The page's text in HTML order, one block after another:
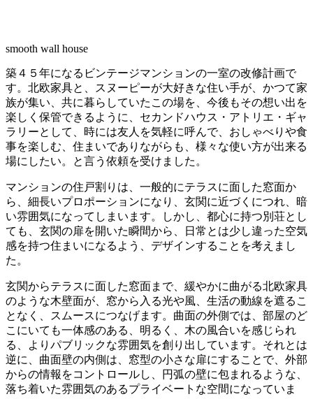
smooth wall house
築４５年になるビンテージマンションの一室の改修計画で
す。北欧家具と、スヌーピーが大好きな住い手が、かつて家
族が集い、共に暮らしていたこの場を、今後もその想い出を
楽しく保管できるように、セカンドハウス・アトリエ・ギャ
ラリーとして、時には友人を気軽に呼んで、おしゃべりや食
事を楽しむ、住まいでありながらも、様々な使い方が出来る
場にしたい。と言う依頼を受けました。
マンションの住戸割りは、一般的にテラスに面した窓面か
ら、細長いプロポーションになり、玄関に近づくにつれ、暗
い雰囲気になってしまいます。しかし、都心に持つ別荘とし
ても、玄関の扉を開いた瞬間から、日常とは少し違った空気
感を持つ住まいになるよう、デザインすることを考えまし
た。
玄関からテラスに面した窓面まで、緩やかに曲がる北欧家具
のような木壁面が、窓から入る光や風、生活の動線を遮るこ
となく、スムースにつなげます。曲面の外側では、部屋のど
こにいても一体感のある、明るく、木の風合いを感じられ
る、よりパブリックな雰囲気を創り出しています。それとは
逆に、曲面壁の内側は、窓型の小さな扉にすることで、外部
からの情報をコントロールし、円弧の壁に包まれるような、
落ち着いた雰囲気のあるプライベートな空間になっていま